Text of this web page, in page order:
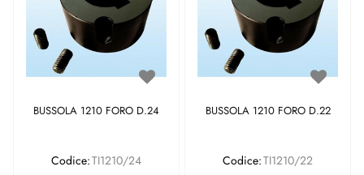
BUSSOLA 1210 FORO D.24
Codice:TI1210/24
BUSSOLA 1210 FORO D.22
Codice:TI1210/22